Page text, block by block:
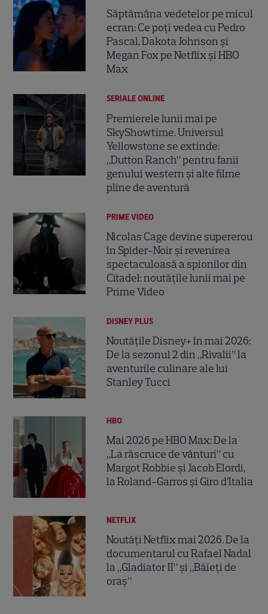
Săptămâna vedetelor pe micul
ecran: Ce poți vedea cu Pedro
Pascal, Dakota Johnson și
Megan Fox pe Netflix și HBO
Max
SERIALE ONLINE
Premierele lunii mai pe
SkyShowtime. Universul
Yellowstone se extinde:
„Dutton Ranch” pentru fanii
genului western și alte filme
pline de aventură
PRIME VIDEO
Nicolas Cage devine supererou
în Spider-Noir și revenirea
spectaculoasă a spionilor din
Citadel: noutățile lunii mai pe
Prime Video
DISNEY PLUS
Noutățile Disney+ în mai 2026:
De la sezonul 2 din „Rivalii” la
aventurile culinare ale lui
Stanley Tucci
HBO
Mai 2026 pe HBO Max: De la
„La răscruce de vânturi” cu
Margot Robbie și Jacob Elordi,
la Roland-Garros și Giro d’Italia
NETFLIX
Noutăți Netflix mai 2026. De la
documentarul cu Rafael Nadal
la „Gladiator II” și „Băieți de
oraș”